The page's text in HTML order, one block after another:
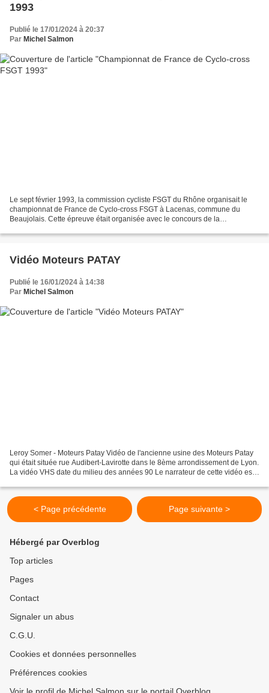
1993
Publié le 17/01/2024 à 20:37
Par Michel Salmon
Le sept février 1993, la commission cycliste FSGT du Rhône organisait le
championnat de France de Cyclo-cross FSGT à Lacenas, commune du
Beaujolais. Cette épreuve était organisée avec le concours de la
Vidéo Moteurs PATAY
Publié le 16/01/2024 à 14:38
Par Michel Salmon
Leroy Somer - Moteurs Patay Vidéo de l'ancienne usine des Moteurs Patay
qui était située rue Audibert-Lavirotte dans le 8ème arrondissement de Lyon.
La vidéo VHS date du milieu des années 90 Le narrateur de cette vidéo est
< Page précédente Page suivante >
Hébergé par Overblog
Top articles
Pages
Contact
Signaler un abus
C.G.U.
Cookies et données personnelles
Préférences cookies